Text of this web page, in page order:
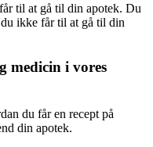
til at gå til din apotek. Du
ikke får til at gå til din
medicin i vores
du får en recept på
din apotek.